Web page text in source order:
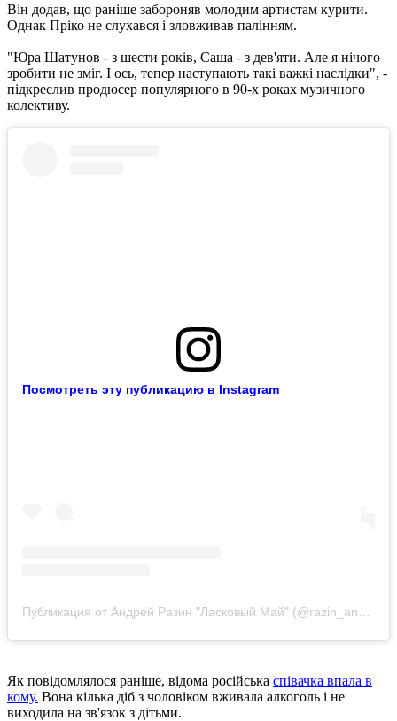
Він додав, що раніше забороняв молодим артистам курити.
Однак Пріко не слухався і зловживав палінням.
"Юра Шатунов - з шести років, Саша - з дев'яти. Але я нічого
зробити не зміг. І ось, тепер наступають такі важкі наслідки", -
підкреслив продюсер популярного в 90-х роках музичного
колективу.
Посмотреть эту публикацию в Instagram
Публикация от Андрей Разин "Ласковый Май" (@razin_andrei_lm)
Як повідомлялося раніше, відома російська співачка впала в
кому. Вона кілька діб з чоловіком вживала алкоголь і не
виходила на зв'язок з дітьми.